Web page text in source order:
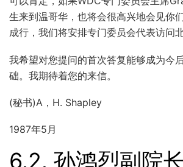
生来到温哥华，也将会很高兴地会见你
成行，我们将安排专门委员会代表访问北
我希望对您提问的首次答复能够成为今
础。我期待着您的来信。
(秘书)A，H. Shapley
1987年5月
6.2. 孙鸿烈副院